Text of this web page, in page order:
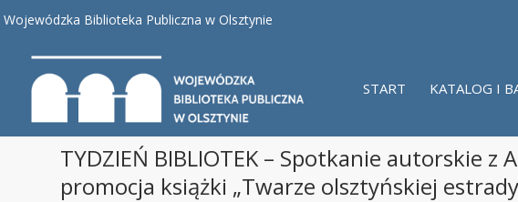
Wojewódzka Biblioteka Publiczna w Olsztynie
START KATALOG I
TYDZIEŃ BIBLIOTEK – Spotkanie autorskie z
promocja książki „Twarze olsztyńskiej